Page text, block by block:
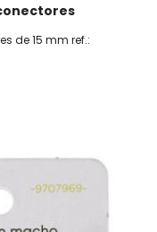
de 15 mm ref.: